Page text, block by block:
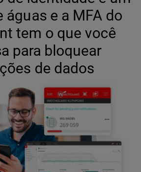
águas e a MFA do
tem o que você
para bloquear
de dados